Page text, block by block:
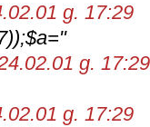
g. 17:29
g. 17:29
g. 17:29